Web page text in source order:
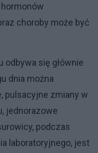
choroby może być
odbywa się głównie
dnia można
pulsacyjne zmiany w
jednorazowe
podczas
laboratoryjnego, jest